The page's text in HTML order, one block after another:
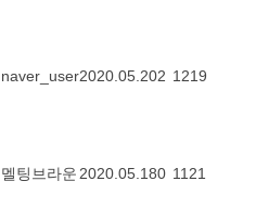
naver_user2020.05.202 1219
멜팅브라운 2020.05.180 1121